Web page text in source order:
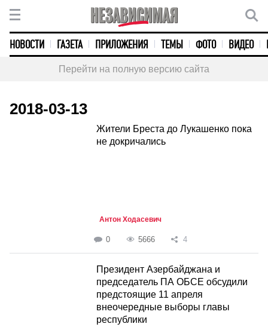
НОВОСТИ ГАЗЕТА ПРИЛОЖЕНИЯ ТЕМЫ ФОТО ВИДЕО
Перейти на полную версию сайта
2018-03-13
Жители Бреста до Лукашенко пока
не докричались
Антон Ходасевич
0 5666 4
Президент Азербайджана и
председатель ПА ОБСЕ обсудили
предстоящие 11 апреля
внеочередные выборы главы
республики